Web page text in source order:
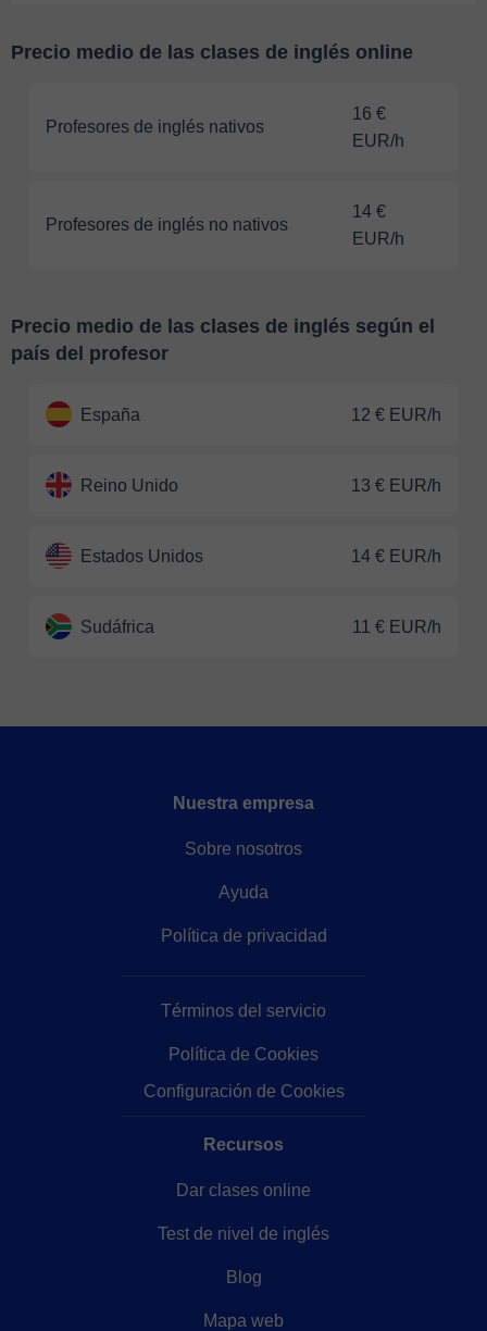
Precio medio de las clases de inglés online
Profesores de inglés nativos
16 €
EUR/h
Profesores de inglés no nativos
14 €
EUR/h
Precio medio de las clases de inglés según el
país del profesor
España 12 € EUR/h
Reino Unido 13 € EUR/h
Estados Unidos 14 € EUR/h
Sudáfrica 11 € EUR/h
Nuestra empresa
Sobre nosotros
Ayuda
Política de privacidad
Términos del servicio
Política de Cookies
Configuración de Cookies
Recursos
Dar clases online
Test de nivel de inglés
Blog
Mapa web